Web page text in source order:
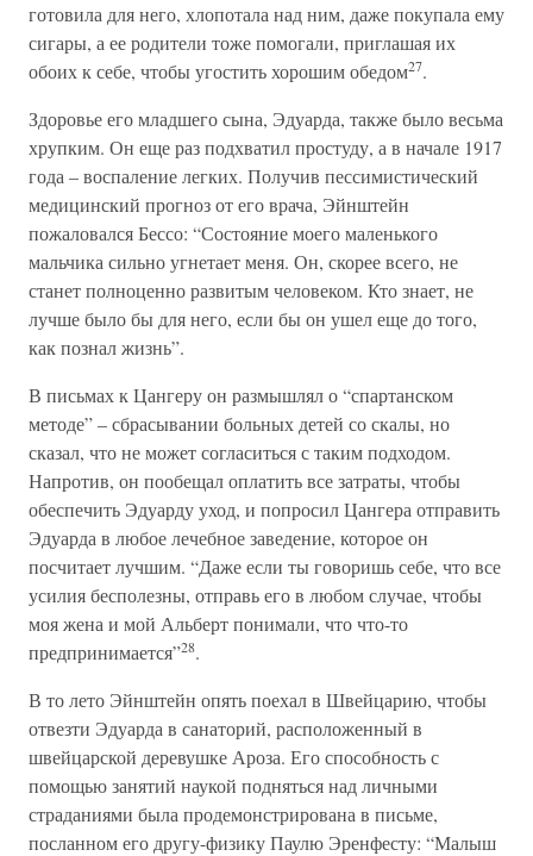
готовила для него, хлопотала над ним, даже покупала ему
сигары, а ее родители тоже помогали, приглашая их
обоих к себе, чтобы угостить хорошим обедом27.
Здоровье его младшего сына, Эдуарда, также было весьма
хрупким. Он еще раз подхватил простуду, а в начале 1917
года – воспаление легких. Получив пессимистический
медицинский прогноз от его врача, Эйнштейн
пожаловался Бессо: “Состояние моего маленького
мальчика сильно угнетает меня. Он, скорее всего, не
станет полноценно развитым человеком. Кто знает, не
лучше было бы для него, если бы он ушел еще до того,
как познал жизнь”.
В письмах к Цангеру он размышлял о “спартанском
методе” – сбрасывании больных детей со скалы, но
сказал, что не может согласиться с таким подходом.
Напротив, он пообещал оплатить все затраты, чтобы
обеспечить Эдуарду уход, и попросил Цангера отправить
Эдуарда в любое лечебное заведение, которое он
посчитает лучшим. “Даже если ты говоришь себе, что все
усилия бесполезны, отправь его в любом случае, чтобы
моя жена и мой Альберт понимали, что что-то
предпринимается”28.
В то лето Эйнштейн опять поехал в Швейцарию, чтобы
отвезти Эдуарда в санаторий, расположенный в
швейцарской деревушке Ароза. Его способность с
помощью занятий наукой подняться над личными
страданиями была продемонстрирована в письме,
посланном его другу-физику Паулю Эренфесту: “Малыш